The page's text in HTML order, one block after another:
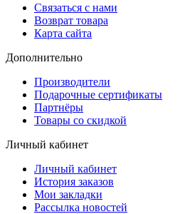
Связаться с нами
Возврат товара
Карта сайта
Дополнительно
Производители
Подарочные сертификаты
Партнёры
Товары со скидкой
Личный кабинет
Личный кабинет
История заказов
Мои закладки
Рассылка новостей